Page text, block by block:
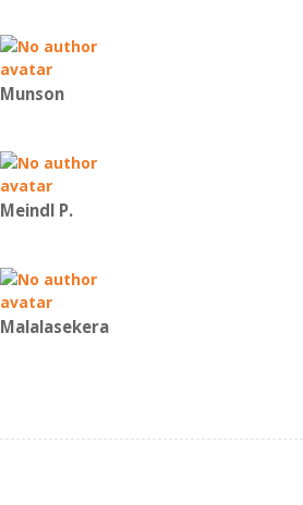
Munson
Meindl P.
Malalasekera